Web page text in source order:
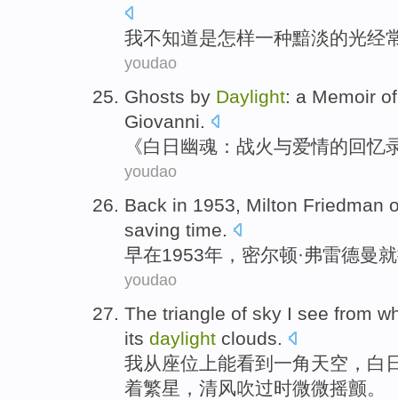
我不知道是怎样一种黯淡的光经
youdao
Ghosts by Daylight: a Memoir of
Giovanni.
《白日 幽魂： 战火与爱情的回忆
youdao
Back in 1953, Milton Friedman
saving time.
早在1953年， 密尔顿·弗雷德曼
youdao
The triangle of sky I see from
its daylight clouds.
我从 座位上能看到 一角天空 ， 白
着繁星，清风吹过时微微摇颤。